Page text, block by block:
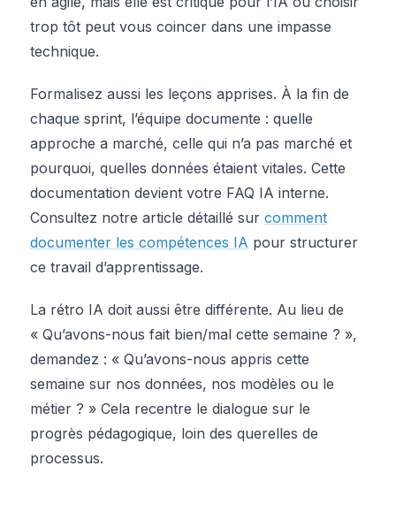
trop tôt peut vous coincer dans une impasse
technique.
Formalisez aussi les leçons apprises. À la fin de
chaque sprint, l’équipe documente : quelle
approche a marché, celle qui n’a pas marché et
pourquoi, quelles données étaient vitales. Cette
documentation devient votre FAQ IA interne.
Consultez notre article détaillé sur comment
documenter les compétences IA pour structurer
ce travail d’apprentissage.
La rétro IA doit aussi être différente. Au lieu de
« Qu’avons-nous fait bien/mal cette semaine ? »,
demandez : « Qu’avons-nous appris cette
semaine sur nos données, nos modèles ou le
métier ? » Cela recentre le dialogue sur le
progrès pédagogique, loin des querelles de
processus.